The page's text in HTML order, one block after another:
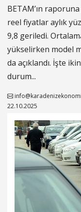
BETAM’ın
reel fiyatlar aylık
9,8 geriledi.
yükselirken model
da açıklandı. İşte
durum...
22.10.2025